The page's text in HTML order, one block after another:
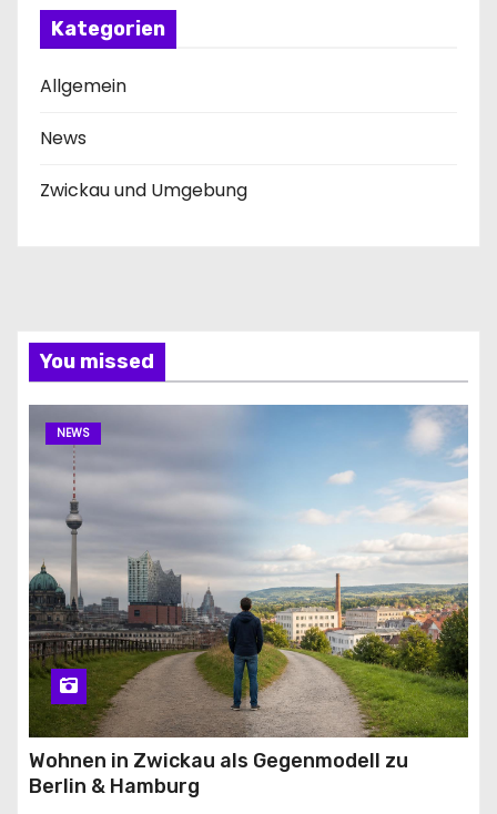
Kategorien
Allgemein
News
Zwickau und Umgebung
You missed
NEWS
Wohnen in Zwickau als Gegenmodell zu
Berlin & Hamburg